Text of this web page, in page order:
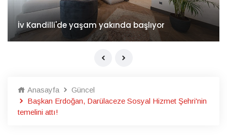
İv Kandilli'de yaşam yakında başlıyor
Anasayfa
Güncel
Başkan Erdoğan, Darülaceze Sosyal Hizmet Şehri'nin
temelini attı!